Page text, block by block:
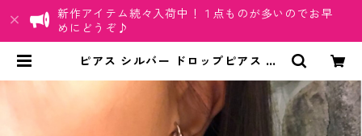
新作アイテム続々入荷中！１点ものが多いのでお早
めにどうぞ♪
ピアス シルバー ドロップピアス 92
ピアス | ちゅらネット「にふぇーで
ーびる」